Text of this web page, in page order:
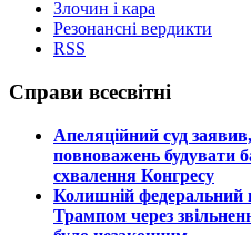
Злочин і кара
Резонансні вердикти
RSS
Справи всесвітні
​Апеляційний суд
повноважень будувати
схвалення Конгресу
​Колишній федеральний
Трампом через